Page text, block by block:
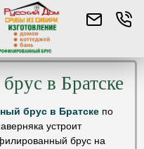
в Братске
брус в Братске по
устроит
брус на